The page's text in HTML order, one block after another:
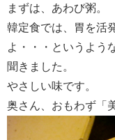
まずは、あわび粥。
韓定食では、胃を活
よ・・・というよう
聞きました。
やさしい味です。
奥さん、おもわず「